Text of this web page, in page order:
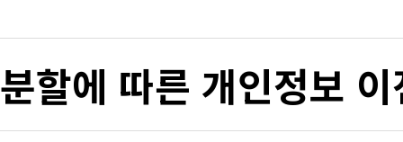
분할에 따른 개인정보